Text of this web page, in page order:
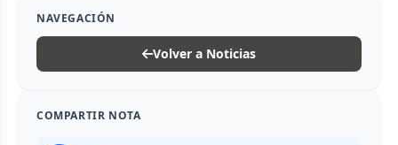
NAVEGACIÓN
Volver a Noticias
COMPARTIR NOTA